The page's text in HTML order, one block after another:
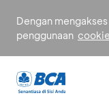
Dengan
penggunaan